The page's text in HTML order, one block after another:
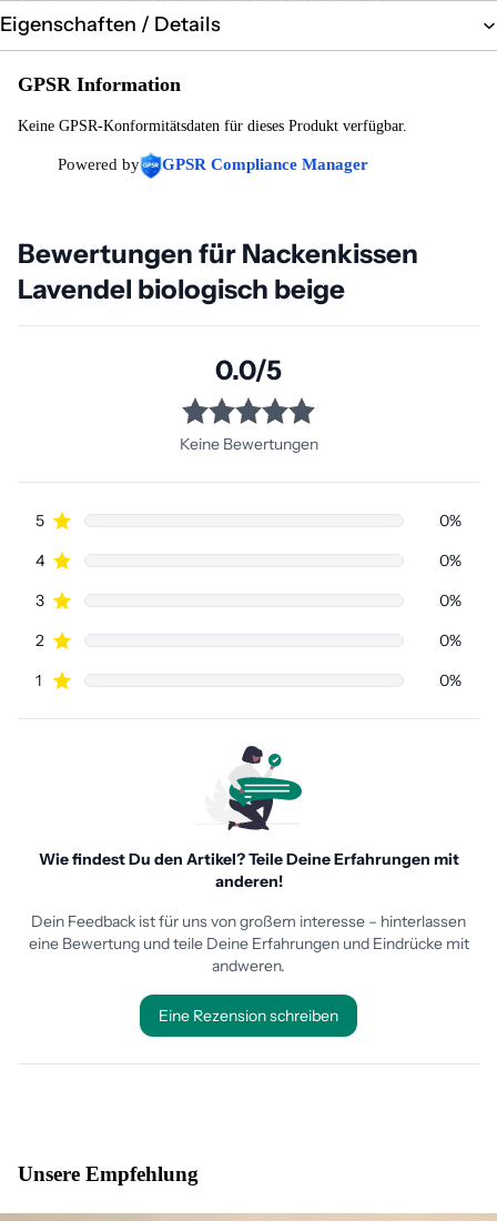
Eigenschaften / Details
GPSR Information
Keine GPSR-Konformitätsdaten für dieses Produkt verfügbar.
Powered by GPSR Compliance Manager
Unsere Empfehlung